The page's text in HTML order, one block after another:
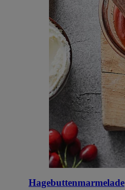
Hagebuttenmarmelade